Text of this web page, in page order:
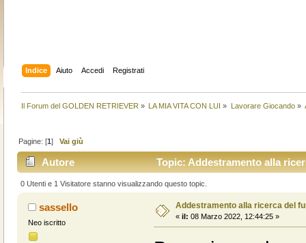
Indice Aiuto Accedi Registrati
Il Forum del GOLDEN RETRIEVER » LA MIA VITA CON LUI » Lavorare Giocando»
Pagine: [1]Vai giù
Autore Topic: Addestramento alla
0 Utenti e 1 Visitatore stanno visualizzando questo topic.
sassello
Neo iscritto
Addestramento alla ricerca del
« il: 08 Marzo 2022, 12:44:25 »